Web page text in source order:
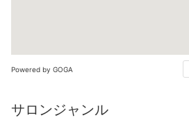
Powered by GOGA
サロンジャンル